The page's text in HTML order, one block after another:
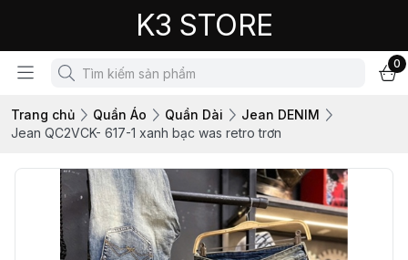
K3 STORE
0
Trang chủ Quần Áo Quần Dài
Jean DENIM
Jean QC2VCK- 617-1 xanh bạc was retro trơn